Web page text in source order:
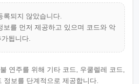
록되지 않았습니다.
보를 먼저 제공하고 있으며 코드와 악
됩니다.
연주를 위해 기타 코드, 우쿨렐레 코드,
정보를 단계적으로 제공합니다.